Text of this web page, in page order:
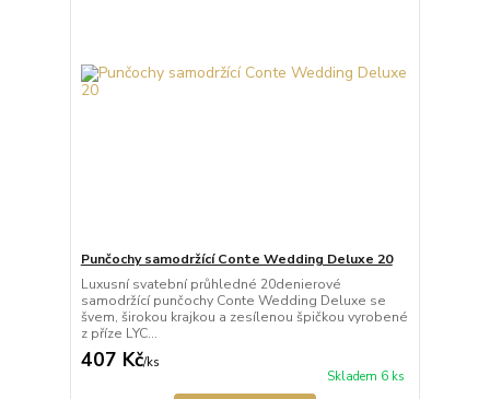
Punčochy samodržící Conte Wedding Deluxe 20
Luxusní svatební průhledné 20denierové
samodržící punčochy Conte Wedding Deluxe se
švem, širokou krajkou a zesílenou špičkou vyrobené
z příze LYC...
407 Kč/ks
Skladem 6 ks